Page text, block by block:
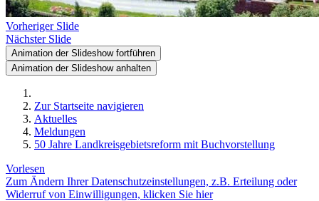
Vorheriger Slide
Nächster Slide
Animation der Slideshow fortführen
Animation der Slideshow anhalten
Zur Startseite navigieren
Aktuelles
Meldungen
50 Jahre Landkreisgebietsreform mit Buchvorstellung
Vorlesen
Zum Ändern Ihrer Datenschutzeinstellungen, z.B. Erteilung oder
Widerruf von Einwilligungen, klicken Sie hier